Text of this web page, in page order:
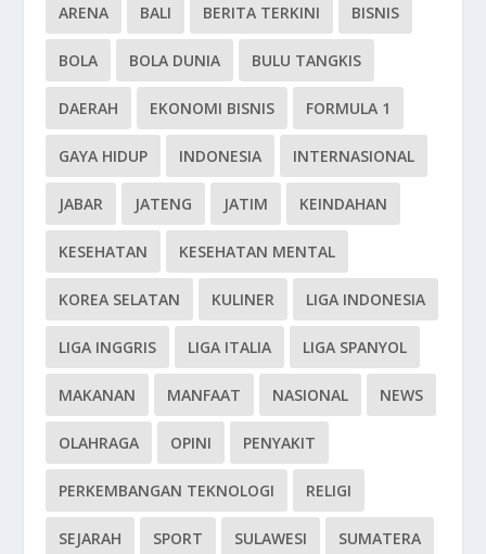
ARENA BALI BERITA TERKINI BISNIS
BOLA BOLA DUNIA BULU TANGKIS
DAERAH EKONOMI BISNIS FORMULA 1
GAYA HIDUP INDONESIA INTERNASIONAL
JABAR JATENG JATIM KEINDAHAN
KESEHATAN KESEHATAN MENTAL
KOREA SELATAN KULINER LIGA INDONESIA
LIGA INGGRIS LIGA ITALIA LIGA SPANYOL
MAKANAN MANFAAT NASIONAL NEWS
OLAHRAGA OPINI PENYAKIT
PERKEMBANGAN TEKNOLOGI RELIGI
SEJARAH SPORT SULAWESI SUMATERA